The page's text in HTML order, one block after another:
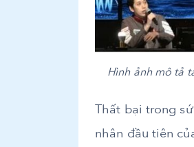
Hình ảnh mô tả
Thất bại trong
nhân đầu tiên